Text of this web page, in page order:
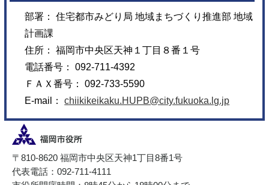
部署： 住宅都市みどり局 地域まちづくり推進部 地域
計画課
住所： 福岡市中央区天神１丁目８番１号
電話番号： 092-711-4392
ＦＡＸ番号： 092-733-5590
E-mail：chiikikeikaku.HUPB@city.fukuoka.lg.jp
〒810-8620 福岡市中央区天神1丁目8番1号
代表電話：092-711-4111